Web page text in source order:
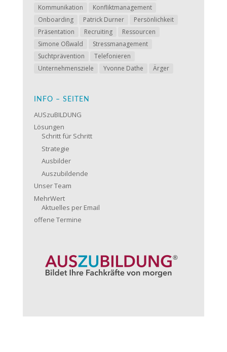
Kommunikation
Konfliktmanagement
Onboarding
Patrick Durner
Persönlichkeit
Präsentation
Recruiting
Ressourcen
Simone Oßwald
Stressmanagement
Suchtprävention
Telefonieren
Unternehmensziele
Yvonne Dathe Ärger
INFO – SEITEN
AUSzuBILDUNG
Lösungen
Schritt für Schritt
Strategie
Ausbilder
Auszubildende
Unser Team
MehrWert
Aktuelles per Email
offene Termine